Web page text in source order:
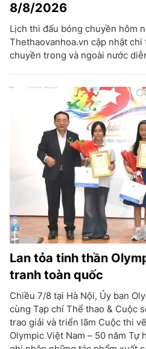
8/8/2026
Lịch thi đấu bóng chuyền hôm
Thethaovanhoa.vn cập nhật
chuyền trong và ngoài nước
Lan tỏa tinh thần
tranh toàn quốc
Chiều 7/8 tại Hà Nội, Ủy ban
cùng Tạp chí Thể thao & Cuộc
trao giải và triển lãm Cuộc thi
Olympic Việt Nam – 50 năm Tự